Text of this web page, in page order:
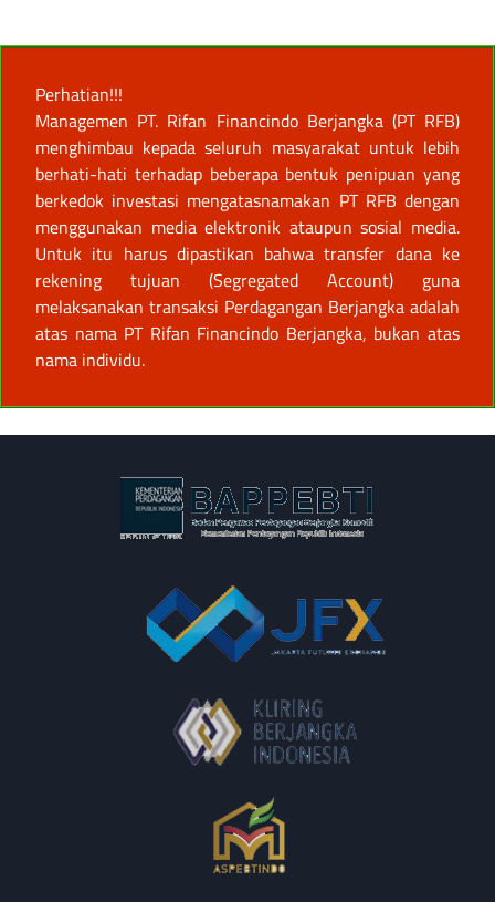
Perhatian!!!
Managemen PT. Rifan Financindo Berjangka (PT RFB)
menghimbau kepada seluruh masyarakat untuk lebih
berhati-hati terhadap beberapa bentuk penipuan yang
berkedok investasi mengatasnamakan PT RFB dengan
menggunakan media elektronik ataupun sosial media.
Untuk itu harus dipastikan bahwa transfer dana ke
rekening tujuan (Segregated Account) guna
melaksanakan transaksi Perdagangan Berjangka adalah
atas nama PT Rifan Financindo Berjangka, bukan atas
nama individu.